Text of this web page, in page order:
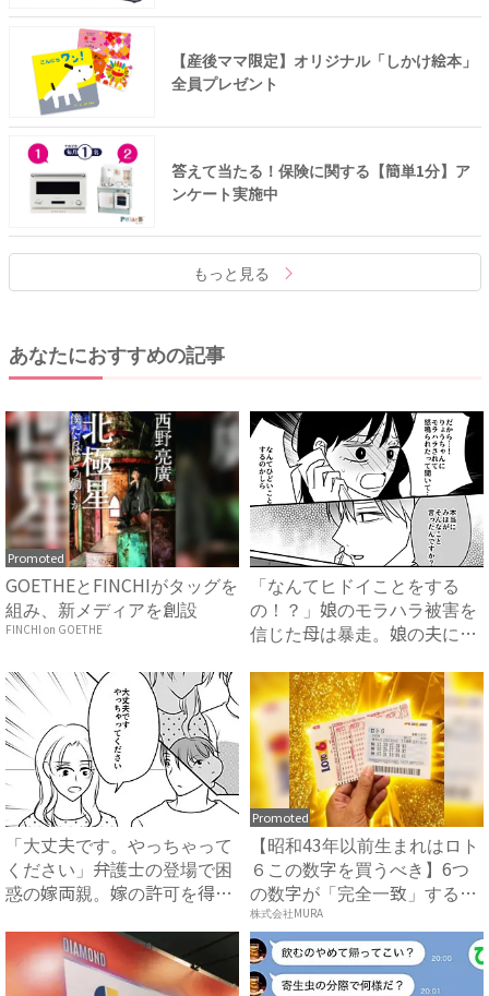
【産後ママ限定】オリジナル「しかけ絵本」
全員プレゼント
答えて当たる！保険に関する【簡単1分】ア
ンケート実施中
もっと見る
あなたにおすすめの記事
Promoted
GOETHEとFINCHIがタッグを
組み、新メディアを創設
FINCHI on GOETHE
「なんてヒドイことをする
の！？」娘のモラハラ被害を
信じた母は暴走。娘の夫に電
「大丈夫です。やっちゃって
ください」弁護士の登場で困
惑の嫁両親。嫁の許可を得た
Promoted
【昭和43年以前生まれはロト
６この数字を買うべき】6つ
の数字が「完全一致」する
方...
株式会社MURA